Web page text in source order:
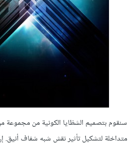
سنقوم بتصميم الشظايا الكونية من مجموعة
متداخلة لتشكيل تأثير نقش شبه شفاف أنيق.